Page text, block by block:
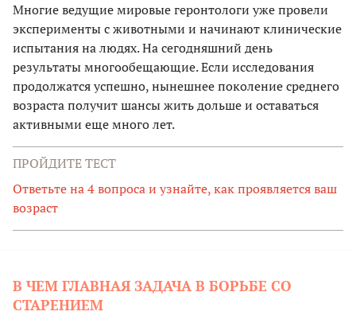
Многие ведущие мировые геронтологи уже провели
эксперименты с животными и начинают клинические
испытания на людях. На сегодняшний день
результаты многообещающие. Если исследования
продолжатся успешно, нынешнее поколение среднего
возраста получит шансы жить дольше и оставаться
активными еще много лет.
ПРОЙДИТЕ ТЕСТ
Ответьте на 4 вопроса и узнайте, как проявляется ваш
возраст
В ЧЕМ ГЛАВНАЯ ЗАДАЧА В БОРЬБЕ СО
СТАРЕНИЕМ